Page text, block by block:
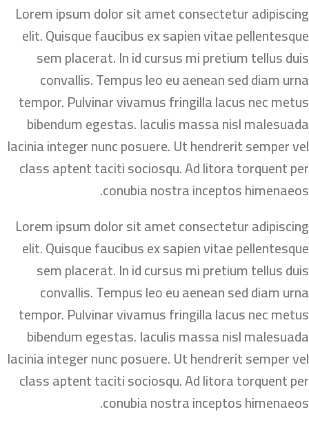
Lorem ipsum dolor sit amet consectetur adipiscing
elit. Quisque faucibus ex sapien vitae pellentesque
sem placerat. In id cursus mi pretium tellus duis
convallis. Tempus leo eu aenean sed diam urna
tempor. Pulvinar vivamus fringilla lacus nec metus
bibendum egestas. Iaculis massa nisl malesuada
lacinia integer nunc posuere. Ut hendrerit semper vel
class aptent taciti sociosqu. Ad litora torquent per
conubia nostra inceptos himenaeos.
Lorem ipsum dolor sit amet consectetur adipiscing
elit. Quisque faucibus ex sapien vitae pellentesque
sem placerat. In id cursus mi pretium tellus duis
convallis. Tempus leo eu aenean sed diam urna
tempor. Pulvinar vivamus fringilla lacus nec metus
bibendum egestas. Iaculis massa nisl malesuada
lacinia integer nunc posuere. Ut hendrerit semper vel
class aptent taciti sociosqu. Ad litora torquent per
conubia nostra inceptos himenaeos.